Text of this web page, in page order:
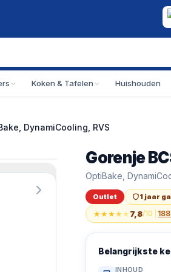
Koken & Tafelen Huishouden
DynamiCooling, RVS
Outlet
Gorenje
Gorenje
OptiBake,
Outlet 1 jaar
★★★★★7,8/10
Belangrijkste
INHOUD